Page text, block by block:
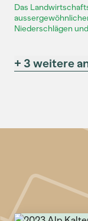
Das
Niederschlägen
+ 3 weitere